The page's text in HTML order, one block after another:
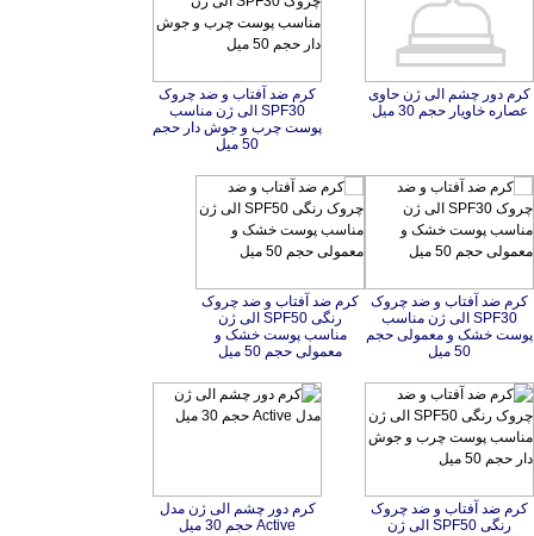
کرم دور چشم الی ژن حاوی
عصاره خاویار حجم 30 میل
کرم ضد آفتاب و ضد چروک
SPF30 الی ژن مناسب
پوست چرب و جوش دار حجم
50 میل
کرم ضد آفتاب و ضد چروک
SPF30 الی ژن مناسب
پوست خشک و معمولی حجم
50 میل
کرم ضد آفتاب و ضد چروک
رنگی SPF50 الی ژن
مناسب پوست خشک و
معمولی حجم 50 میل
کرم ضد آفتاب و ضد چروک
رنگی SPF50 الی ژن
مناسب پوست چرب و جوش
کرم دور چشم الی ژن مدل
Active حجم 30 میل